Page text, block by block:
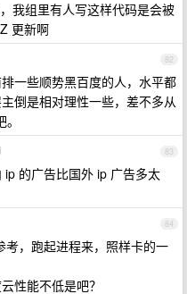
我组里有人写这样代码是会被
更新啊
82
一些顺势黑百度的人，水平都
倒是相对理性一些，差不多从
83
的广告比国外 ip 广告多太
84
考，跑起进程来，照样卡的一
性能不低是吧？